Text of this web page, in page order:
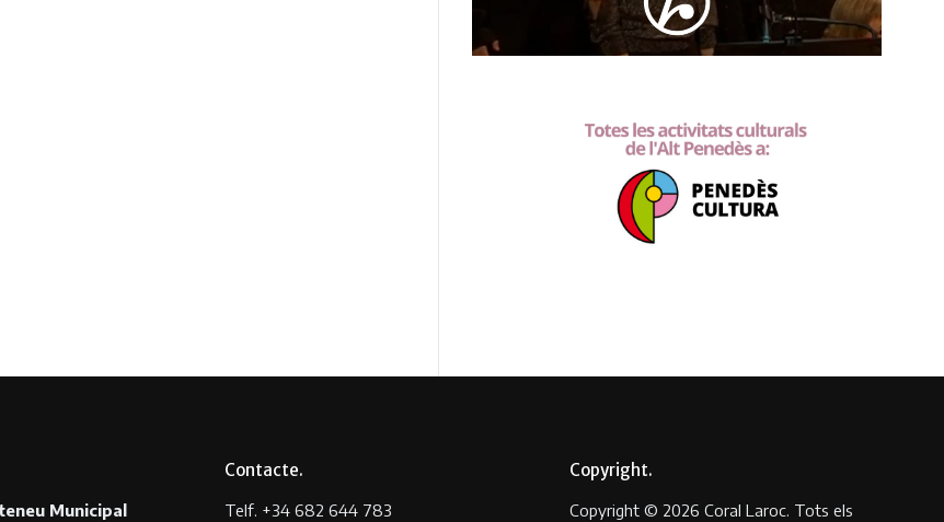
Municipal
Contacte
Telf. +34 682 644 783
Copyright
Copyright © 2026 Coral Laroc. Tots els